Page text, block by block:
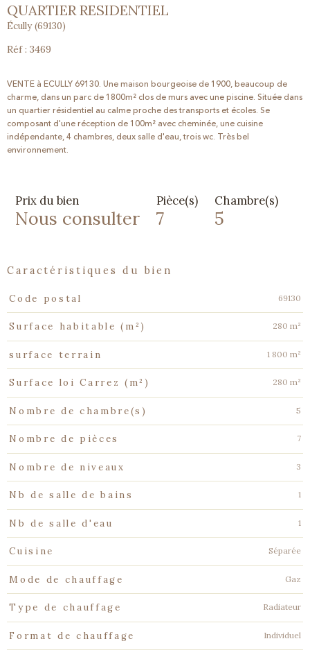
QUARTIER RESIDENTIEL
Écully (69130)
Réf : 3469
VENTE à ECULLY 69130. Une maison bourgeoise de 1900, beaucoup de
charme, dans un parc de 1800m² clos de murs avec une piscine. Située dans
un quartier résidentiel au calme proche des transports et écoles. Se
composant d'une réception de 100m² avec cheminée, une cuisine
indépendante, 4 chambres, deux salle d'eau, trois wc. Très bel
environnement.
Prix du bien
Nous consulter
Pièce(s)
7
Chambre(s)
5
caractéristiques du bien
Caractéristiques Valeurs
Code postal 69130
Surface habitable (m²) 280 m²
surface terrain 1 800 m²
Surface loi Carrez (m²) 280 m²
Nombre de chambre(s) 5
Nombre de pièces 7
Nombre de niveaux 3
Nb de salle de bains 1
Nb de salle d'eau 1
Cuisine Séparée
Mode de chauffage Gaz
Type de chauffage Radiateur
Format de chauffage Individuel